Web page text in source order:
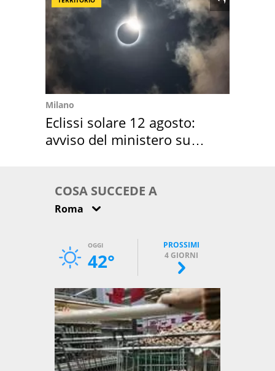
Milano
Eclissi solare 12 agosto:
avviso del ministero su